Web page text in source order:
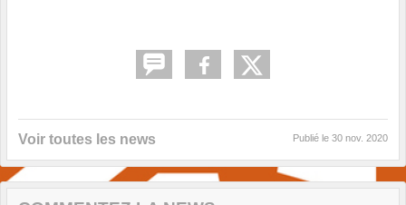
Voir toutes les news Publié le 30 nov. 2020